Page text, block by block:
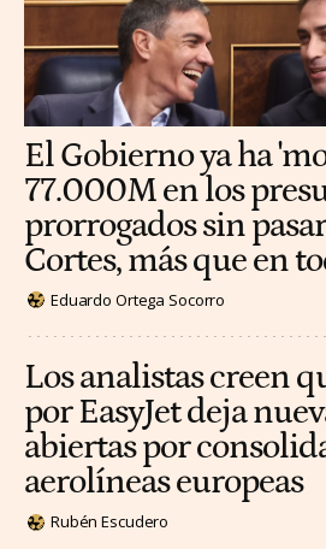
El Gobierno ya ha
77.000M en los
prorrogados sin
Cortes, más que en
Eduardo Ortega Socorro
Los analistas creen
por EasyJet deja
abiertas por
aerolíneas europeas
Rubén Escudero